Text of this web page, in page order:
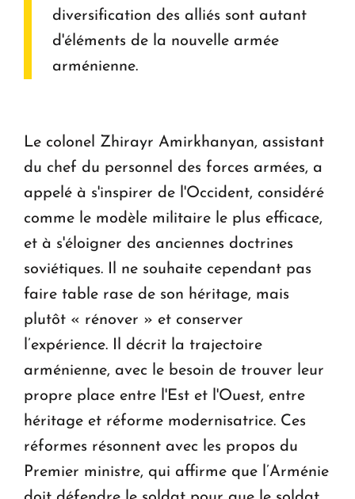
diversification des alliés sont autant
d'éléments de la nouvelle armée
arménienne.
Le colonel Zhirayr Amirkhanyan, assistant
du chef du personnel des forces armées, a
appelé à s'inspirer de l'Occident, considéré
comme le modèle militaire le plus efficace,
et à s'éloigner des anciennes doctrines
soviétiques. Il ne souhaite cependant pas
faire table rase de son héritage, mais
plutôt « rénover » et conserver
l’expérience. Il décrit la trajectoire
arménienne, avec le besoin de trouver leur
propre place entre l'Est et l'Ouest, entre
héritage et réforme modernisatrice. Ces
réformes résonnent avec les propos du
Premier ministre, qui affirme que l’Arménie